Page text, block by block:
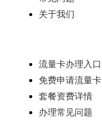
关于我们
流量卡办理入口
免费申请流量卡
套餐资费详情
办理常见问题